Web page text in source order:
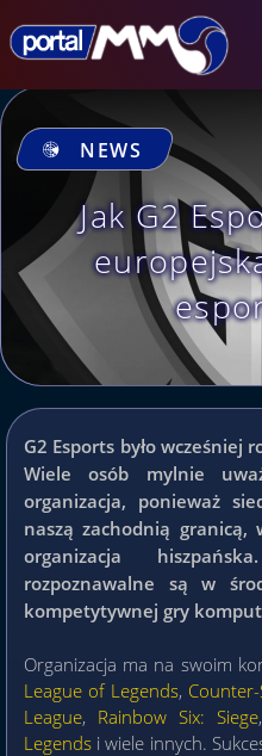
NEWS
Jak G2
G2 Esports było wcześniej
Wiele osób mylnie
organizacja, ponieważ
naszą zachodnią granicą,
organizacja
rozpoznawalne są w
kompetytywnej gry
Organizacja ma na swoim
League of Legends,
League, Rainbow Six: Siege,
Legends i wiele innych.